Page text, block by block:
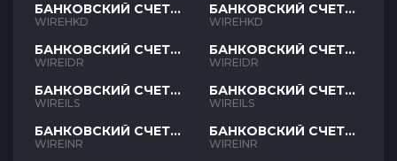
БАНКОВСКИЙ СЧЕТ
HKD
WIREHKD
БАНКОВСКИЙ СЧЕТ
IDR
WIREIDR
БАНКОВСКИЙ СЧЕТ
ILS
WIREILS
БАНКОВСКИЙ СЧЕТ
INR
WIREINR
БАНКОВСКИЙ СЧЕТ
HKD
WIREHKD
БАНКОВСКИЙ СЧЕТ
IDR
WIREIDR
БАНКОВСКИЙ СЧЕТ
ILS
WIREILS
БАНКОВСКИЙ СЧЕТ
INR
WIREINR